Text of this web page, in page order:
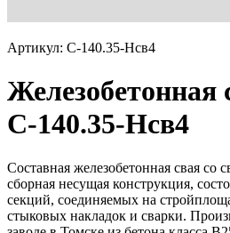
Артикул: С-140.35-Нсв4
Железобетонная
С-140.35-Нсв4
Составная железобетонная свая
сборная несущая конструкция,
секций, соединяемых на
стыковых накладок и сварки.